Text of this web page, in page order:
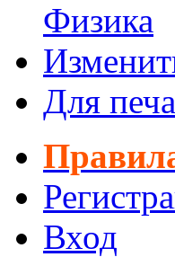
Физика
Для
Вход